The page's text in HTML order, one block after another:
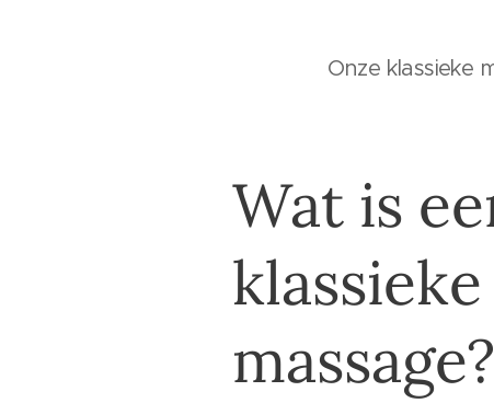
Onze klassieke
Wat is
klassieke
massage?